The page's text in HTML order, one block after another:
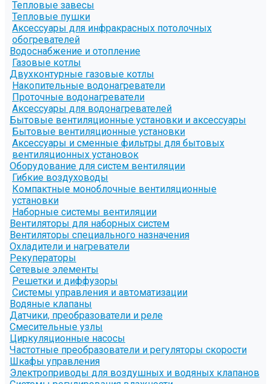
Тепловые завесы
Тепловые пушки
Аксессуары для инфракрасных потолочных
обогревателей
Водоснабжение и отопление
Газовые котлы
Двухконтурные газовые котлы
Накопительные водонагреватели
Проточные водонагреватели
Аксессуары для водонагревателей
Бытовые вентиляционные установки и аксессуары
Бытовые вентиляционные установки
Аксессуары и сменные фильтры для бытовых
вентиляционных установок
Оборудование для систем вентиляции
Гибкие воздуховоды
Компактные моноблочные вентиляционные
установки
Наборные системы вентиляции
Вентиляторы для наборных систем
Вентиляторы специального назначения
Охладители и нагреватели
Рекуператоры
Сетевые элементы
Решетки и диффузоры
Системы управления и автоматизации
Водяные клапаны
Датчики, преобразователи и реле
Смесительные узлы
Циркуляционные насосы
Частотные преобразователи и регуляторы скорости
Шкафы управления
Электроприводы для воздушных и водяных клапанов